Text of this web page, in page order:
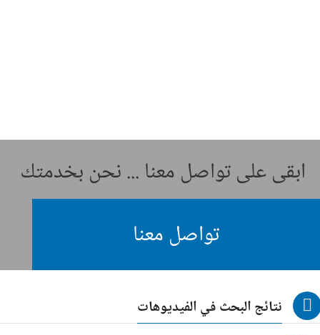
ابقى على تواصل معنا ... نحن بخدمتك
تواصل معنا
نتائج البحث في الفيديوهات